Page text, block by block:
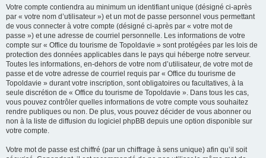
Votre compte contiendra au minimum un identifiant unique (désigné ci-après
par « votre nom d’utilisateur ») et un mot de passe personnel vous permettant
de vous connecter à votre compte (désigné ci-après par « votre mot de
passe ») et une adresse de courriel personnelle. Les informations de votre
compte sur « Office du tourisme de Topoldavie » sont protégées par les lois de
protection des données applicables dans le pays qui héberge notre serveur.
Toutes les informations, en-dehors de votre nom d’utilisateur, de votre mot de
passe et de votre adresse de courriel requis par « Office du tourisme de
Topoldavie » durant votre inscription, sont obligatoires ou facultatives, à la
seule discrétion de « Office du tourisme de Topoldavie ». Dans tous les cas,
vous pouvez contrôler quelles informations de votre compte vous souhaitez
rendre publiques ou non. De plus, vous pouvez décider de vous abonner ou
non à la liste de diffusion du logiciel phpBB depuis une option disponible sur
votre compte.
Votre mot de passe est chiffré (par un chiffrage à sens unique) afin qu’il soit